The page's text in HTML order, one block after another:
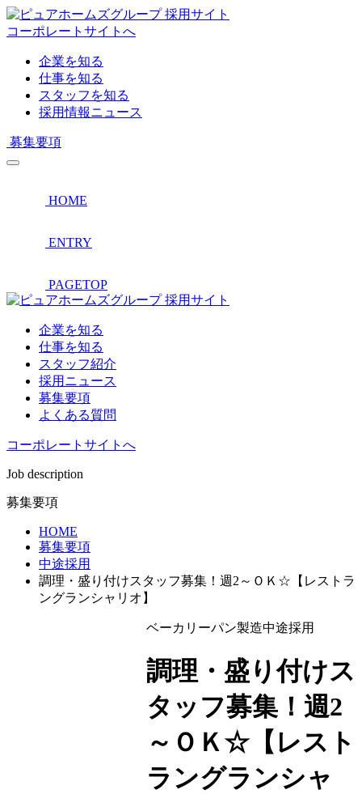
採用サイト
コーポレートサイトへ
企業を知る
仕事を知る
スタッフを知る
採用情報ニュース
募集要項
HOME
ENTRY
PAGETOP
採用サイト
企業を知る
仕事を知る
スタッフ紹介
採用ニュース
募集要項
よくある質問
コーポレートサイトへ
Job description
募集要項
HOME
募集要項
中途採用
調理・盛り付けスタッフ募集！週2～ＯＫ☆【レストラ
ングランシャリオ】
ベーカリーパン製造中途採用
調理・盛り付けス
タッフ募集！週2
～ＯＫ☆【レスト
ラングランシャ